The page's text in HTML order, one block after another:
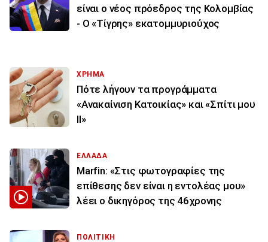
είναι ο νέος πρόεδρος της Κολομβίας
- Ο «Τίγρης» εκατομμυριούχος
ΧΡΗΜΑ
Πότε λήγουν τα προγράμματα
«Ανακαίνιση Κατοικίας» και «Σπίτι μου
ΙΙ»
ΕΛΛΑΔΑ
Marfin: «Στις φωτογραφίες της
επίθεσης δεν είναι η εντολέας μου»
λέει ο δικηγόρος της 46χρονης
ΠΟΛΙΤΙΚΗ